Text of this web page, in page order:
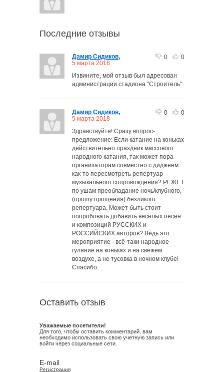
Последние отзывы
0 0
Дамир Сидиков,
5 марта 2018
Извините, мой отзыв был адресован
администрации стадиона "Строитель"
0 0
Дамир Сидиков,
5 марта 2018
Здравствуйте! Сразу вопрос-
предложение: Если катание на коньках
действительно праздник массового
народного катания, так может пора
организаторам совместно с диджеем
как-то пересмотреть репертуар
музыкального сопровождения? РЕЖЕТ
по ушам преобладание ночь/клубного,
(прошу прощения) безликого
репертуара. Может быть стоит
попробовать добавить весёлых песен
и композиций РУССКИХ и
РОССИЙСКИХ авторов? Ведь это
мероприятие - всё-таки народное
гуляние на коньках и на свежем
воздухе, а не тусовка в ночном клубе!
Спасибо.
Оставить отзыв
Уважаемые посетители!
Для того, чтобы оставить комментарий, вам
необходимо использовать свою учетную запись или
войти через социальные сети.
E-mail
Регистрация